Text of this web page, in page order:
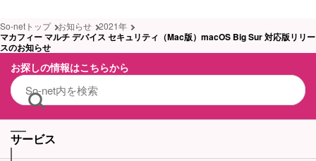
So-netトップ お知らせ 2021年
マカフィー マルチ デバイス セキュリティ（Mac版）macOS Big Sur 対応版リリー
スのお知らせ
お探しの情報はこちらから
サービス